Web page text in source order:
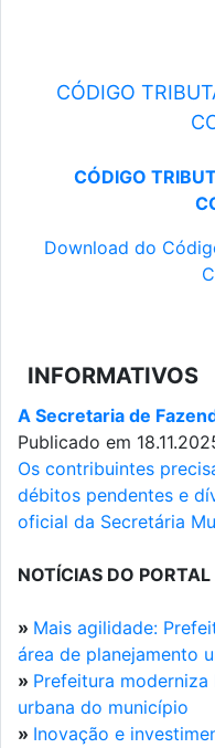
CÓDIGO
CÓDIGO
Download do
INFORMATIVOS
A Secretaria de
Publicado em
Os contribuintes
débitos pendentes e
oficial da Secretária
NOTÍCIAS DO
» Mais agilidade:
área de planejamento
» Prefeitura
urbana do município
» Inovação e